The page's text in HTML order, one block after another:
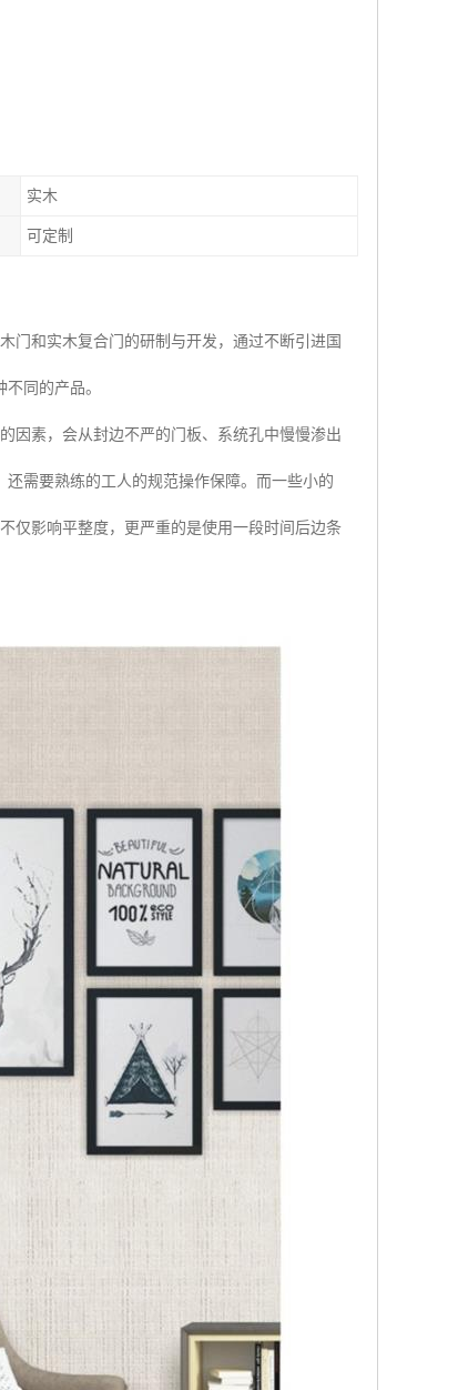
实木
可定制
门和实木复合门的研制与开发，通过不断引进国
同的产品。
因素，会从封边不严的门板、系统孔中慢慢渗出
需要熟练的工人的规范操作保障。而一些小的
仅影响平整度，更严重的是使用一段时间后边条